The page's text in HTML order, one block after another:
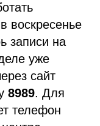
воскресенье
записи на
уже
сайт
8989. Для
телефон